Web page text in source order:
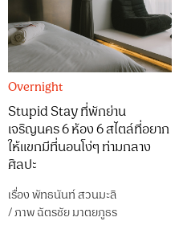
Overnight
Stupid Stay ที่พักย่าน
เจริญนคร 6 ห้อง 6 สไตล์ที่อยาก
ให้แขกมีที่นอนโง่ๆ ท่ามกลาง
ศิลปะ
เรื่องพัทธนันท์ สวนมะลิ
/ภาพฉัตรชัย มาตยภูธร